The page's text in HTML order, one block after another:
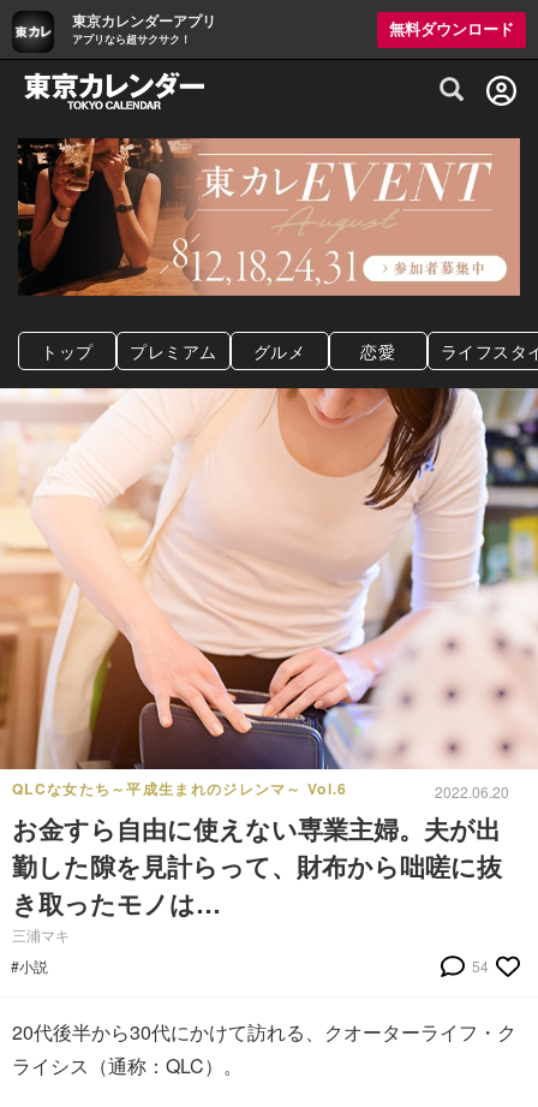
東京カレンダーアプリ
アプリなら超サクサク！
無料ダウンロード
グルメ情報・プレミアムレストラン予約
トップ プレミアム グルメ 恋愛 ライフスタ
QLCな女たち～平成生まれのジレンマ～ Vol.6 2022.06.20
お金すら自由に使えない専業主婦。夫が出
勤した隙を見計らって、財布から咄嗟に抜
き取ったモノは…
三浦マキ
#小説
54
20代後半から30代にかけて訪れる、クオーターライフ・ク
ライシス（通称：QLC）。